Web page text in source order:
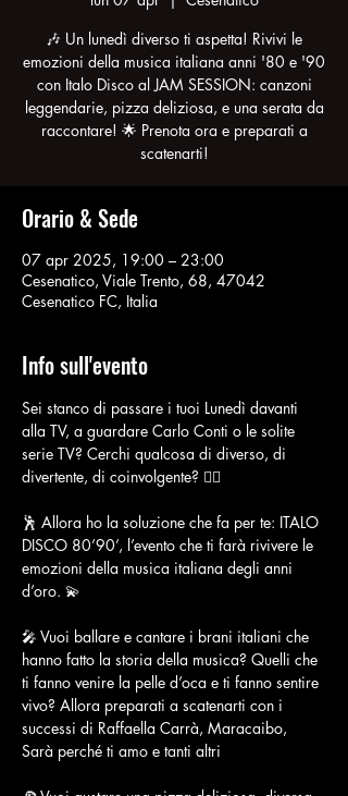
🎶 Un lunedì diverso ti aspetta! Rivivi le
emozioni della musica italiana anni '80 e '90
con Italo Disco al JAM SESSION: canzoni
leggendarie, pizza deliziosa, e una serata da
raccontare! 🌟 Prenota ora e preparati a
scatenarti!
Orario & Sede
07 apr 2025, 19:00 – 23:00
Cesenatico, Viale Trento, 68, 47042
Cesenatico FC, Italia
Info sull'evento
Sei stanco di passare i tuoi Lunedì davanti
alla TV, a guardare Carlo Conti o le solite
serie TV? Cerchi qualcosa di diverso, di
divertente, di coinvolgente? 👇🏻
🕺 Allora ho la soluzione che fa per te: ITALO
DISCO 80’90’, l’evento che ti farà rivivere le
emozioni della musica italiana degli anni
d’oro. 💫
🎤 Vuoi ballare e cantare i brani italiani che
hanno fatto la storia della musica? Quelli che
ti fanno venire la pelle d’oca e ti fanno sentire
vivo? Allora preparati a scatenarti con i
successi di Raffaella Carrà, Maracaibo,
Sarà perché ti amo e tanti altri